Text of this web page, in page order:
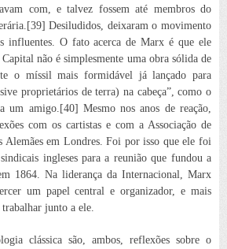
com, e talvez fossem até membros do
Desiludidos, deixaram o movimento
influentes. O fato acerca de Marx é que ele
Capital não é simplesmente uma obra sólida de
o míssil mais formidável já lançado para
proprietários de terra) na cabeça”, como o
um amigo.[40] Mesmo nos anos de reação,
com os cartistas e com a Associação de
Alemães em Londres. Foi por isso que ele foi
ingleses para a reunião que fundou a
1864. Na liderança da Internacional, Marx
um papel central e organizador, e mais
junto a ele.
clássica são, ambos, reflexões sobre o